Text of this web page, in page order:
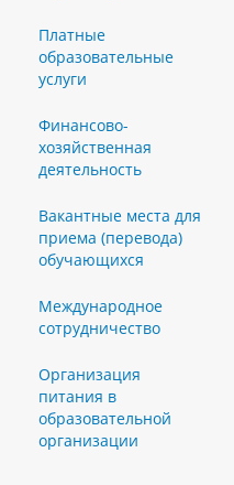
Платные
образовательные
услуги
Финансово-
хозяйственная
деятельность
Вакантные места для
приема (перевода)
обучающихся
Международное
сотрудничество
Организация
питания в
образовательной
организации